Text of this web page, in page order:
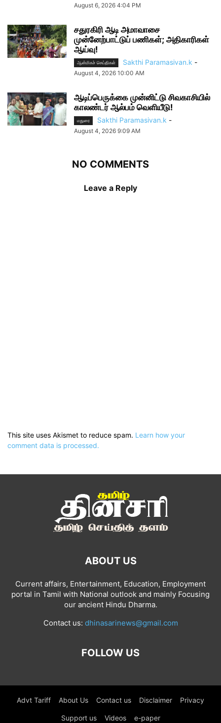
August 6, 2026 4:04 PM
சதுரகிரி ஆடி அமாவாசை
முன்னேற்பாட்டுப் பணிகள்; அதிகாரிகள்
ஆய்வு!
ஆன்மிகச் செய்திகள் Sakthi Paramasivan.k -
August 4, 2026 10:00 AM
ஆடிப்பெருக்கை முன்னிட்டு சிவகாசியில்
காலண்டர் ஆல்பம் வெளியீடு!
மதுரை Sakthi Paramasivan.k -
August 4, 2026 9:09 AM
NO COMMENTS
Leave a Reply
This site uses Akismet to reduce spam. Learn how your
comment data is processed.
ABOUT US
Current affairs, Entertainment, Education, Employment
portal in Tamil with National outlook and mainly Focusing
our ancient Hindu Dharma.
Contact us: dhinasarinews@gmail.com
FOLLOW US
Advt Tariff About Us Contact us Disclaimer Privacy
Support us Videos e-paper